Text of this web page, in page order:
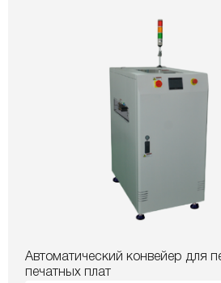
Автоматический конвейер для
печатных плат